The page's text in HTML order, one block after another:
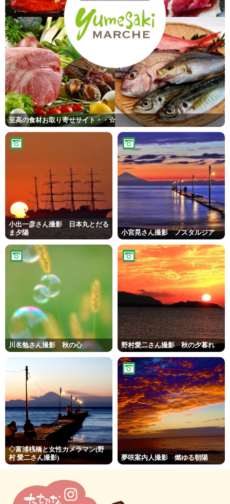
至高の食材お取り寄せサイト・・☆
小出一彦さん撮影 日本丸とだる
ま夕陽
小宮晃さん撮影 ノスタルジア
川名勉さん撮影 秋の心 野村愛二さん撮影 秋の夕暮れ
◇富浦桟橋と女性カメラマン(野
村 愛二さん撮影)
夢咲案内人撮影 燃ゆる朝陽